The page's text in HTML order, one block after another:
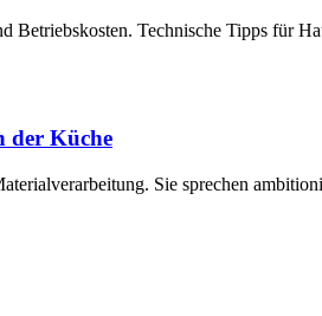
Betriebskosten. Technische Tipps für
der Küche
Sie sprechen